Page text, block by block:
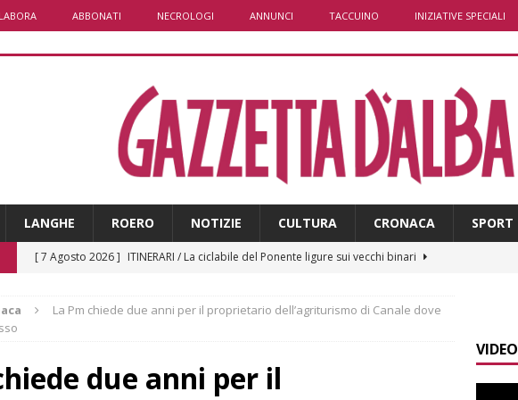
ABBONATI NECROLOGI ANNUNCI TACCUINO INIZIATIVE SPECIALI
LANGHE ROERO NOTIZIE CULTURA CRONACA SPORT
[ 7 Agosto 2026 ] ITINERARI / La ciclabile del Ponente ligure sui vecchi binari
[ 7 Agosto 2026 ] Maltempo a Monticello d’Alba: crolla un palo dell’illuminazione
[ 7 Agosto 2026 ] Abitare il piemontese / La parola della settimana è Bifa
La Pm chiede due anni per il proprietario dell’agriturismo di Canale dove
due anni per il
VIDEO